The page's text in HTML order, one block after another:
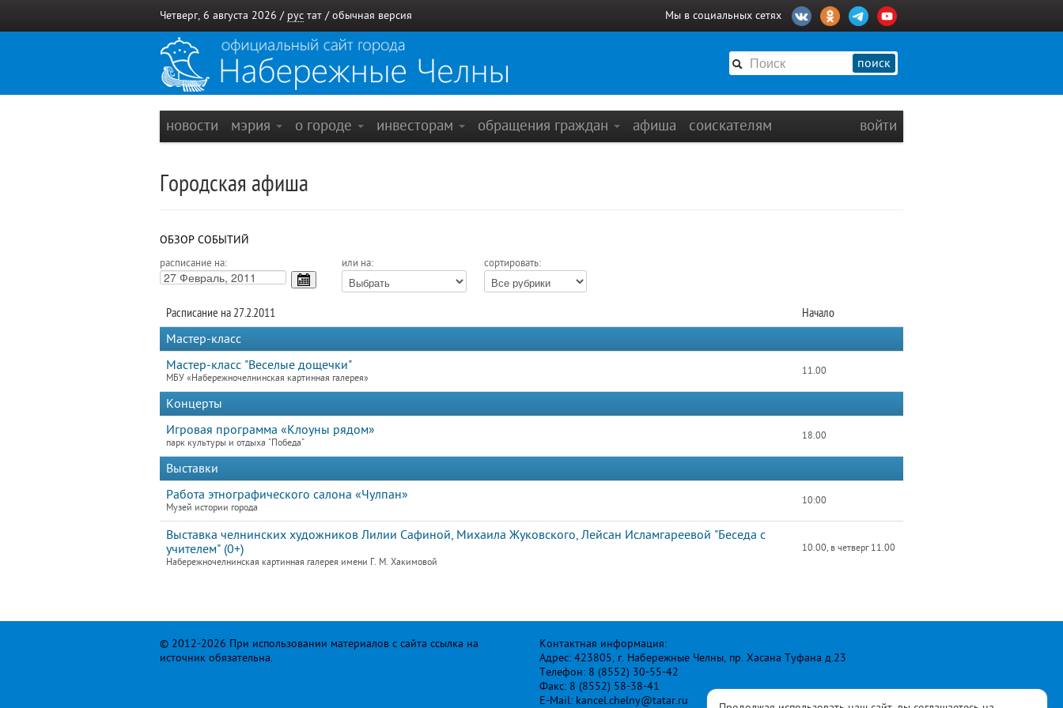
Четверг, 6 августа 2026 / рус тат / обычная версия Мы в социальных сетях
поиск
новости мэрия о городе инвесторам обращения граждан афиша соискателям войти
Городская афиша
ОБЗОР СОБЫТИЙ
расписание на: или на: сортировать:
Расписание на 27.2.2011
Начало
Мастер-класс
Мастер-класс "Веселые дощечки"
МБУ «Набережночелнинская картинная галерея»
11.00
Концерты
Игровая программа «Клоуны рядом»
парк культуры и отдыха "Победа"
18.00
Выставки
Работа этнографического салона «Чулпан»
Музей истории города
10:00
Выставка челнинских художников Лилии Сафиной, Михаила Жуковского, Лейсан Исламгареевой "Беседа с
учителем" (0+)
Набережночелнинская картинная галерея имени Г. М. Хакимовой
10.00, в четверг 11.00
© 2012-2026 При использовании материалов с сайта ссылка на
источник обязательна.
Контактная информация:
Адрес: 423805, г. Набережные Челны, пр. Хасана Туфана д.23
Телефон: 8 (8552) 30-55-42
Факс: 8 (8552) 58-38-41
E-Mail: kancel.chelny@tatar.ru